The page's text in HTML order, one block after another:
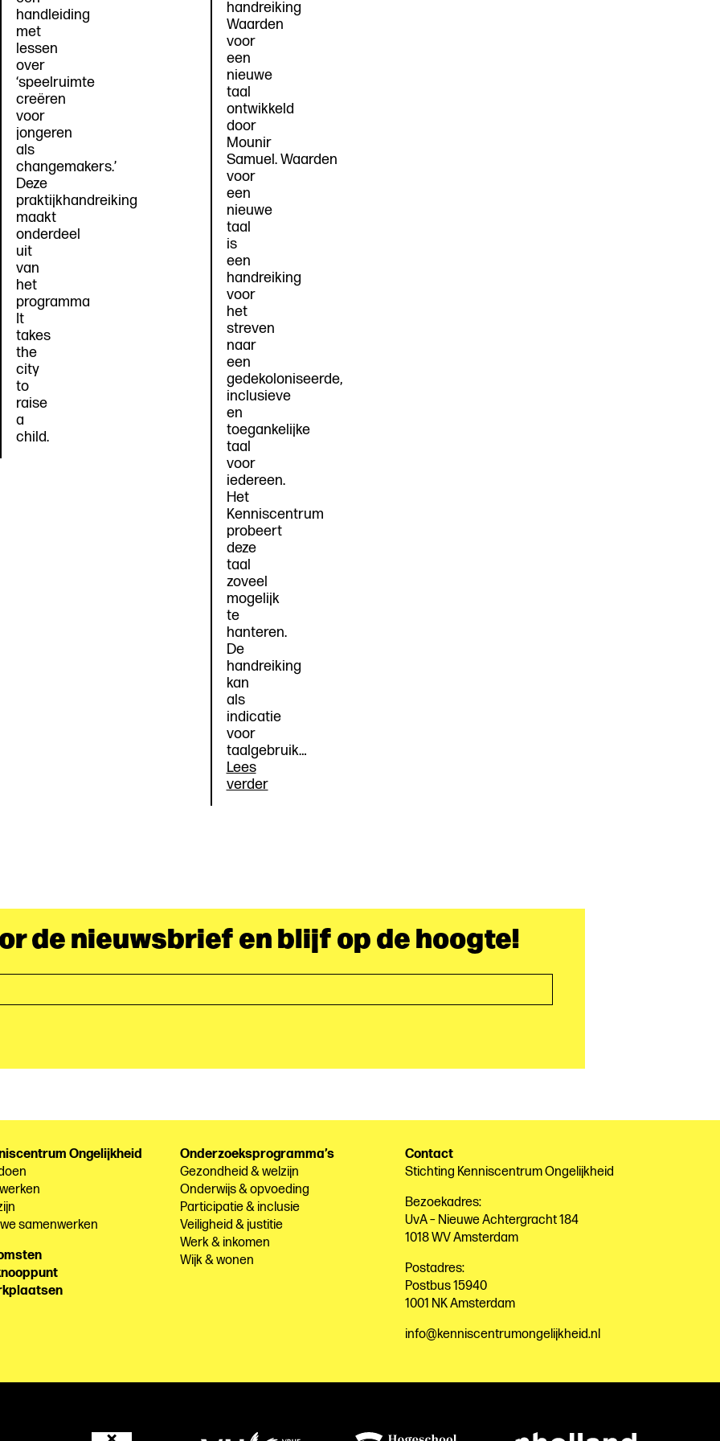
handleiding
met
lessen
over
‘speelruimte
creëren
voor
jongeren
als
changemakers.’
Deze
praktijkhandreiking
maakt
onderdeel
uit
van
het
programma
It
takes
the
city
to
raise
a
child.
handreiking
Waarden
voor
een
nieuwe
taal
ontwikkeld
door
Mounir
Samuel. Waarden
voor
een
nieuwe
taal
is
een
handreiking
voor
het
streven
naar
een
gedekoloniseerde,
inclusieve
en
toegankelijke
taal
voor
iedereen.
Het
Kenniscentrum
probeert
deze
taal
zoveel
mogelijk
te
hanteren.
De
handreiking
kan
als
indicatie
voor
taalgebruik…
Lees
verderWaarden
de nieuwsbrief en blijf op de hoogte!
Ongelijkheid
samenwerken
Onderzoeksprogramma’s
Gezondheid & welzijn
Onderwijs & opvoeding
Participatie & inclusie
Veiligheid & justitie
Werk & inkomen
Wijk & wonen
Contact
Stichting Kenniscentrum Ongelijkheid
Bezoekadres:
UvA – Nieuwe Achtergracht 184
1018 WV Amsterdam
Postadres:
Postbus 15940
1001 NK Amsterdam
info@kenniscentrumongelijkheid.nl